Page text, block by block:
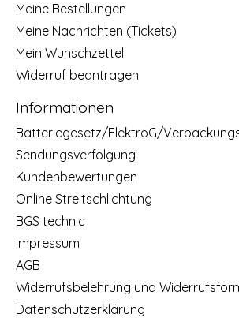
Meine Bestellungen
Meine Nachrichten (Tickets)
Mein Wunschzettel
Widerruf beantragen
Informationen
Batteriegesetz/ElektroG/
Sendungsverfolgung
Kundenbewertungen
Online Streitschlichtung
BGS technic
Impressum
AGB
Widerrufsbelehrung und
Datenschutzerklärung